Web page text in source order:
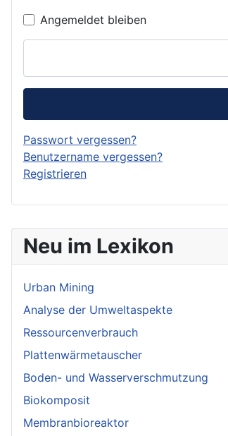
Neu im Lexikon
Urban Mining
Analyse der Umweltaspekte
Ressourcenverbrauch
Plattenwärmetauscher
Boden- und Wasserverschmutzung
Biokomposit
Membranbioreaktor
Angemeldet bleiben
Passwort vergessen?
Benutzername vergessen?
Registrieren